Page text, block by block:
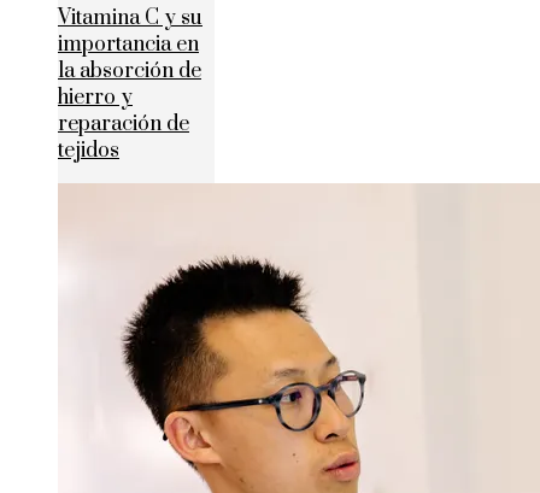
Vitamina C y su
importancia en
la absorción de
hierro y
reparación de
tejidos